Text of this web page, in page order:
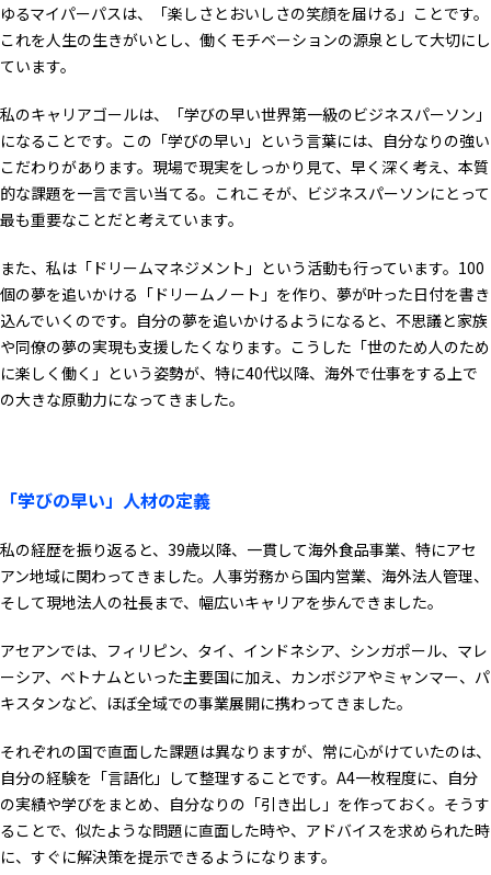
ゆるマイパーパスは、「楽しさとおいしさの笑顔を届ける」ことです。
これを人生の生きがいとし、働くモチベーションの源泉として大切にし
ています。
私のキャリアゴールは、「学びの早い世界第一級のビジネスパーソン」
になることです。この「学びの早い」という言葉には、自分なりの強い
こだわりがあります。現場で現実をしっかり見て、早く深く考え、本質
的な課題を一言で言い当てる。これこそが、ビジネスパーソンにとって
最も重要なことだと考えています。
また、私は「ドリームマネジメント」という活動も行っています。100
個の夢を追いかける「ドリームノート」を作り、夢が叶った日付を書き
込んでいくのです。自分の夢を追いかけるようになると、不思議と家族
や同僚の夢の実現も支援したくなります。こうした「世のため人のため
に楽しく働く」という姿勢が、特に40代以降、海外で仕事をする上で
の大きな原動力になってきました。
「学びの早い」人材の定義
私の経歴を振り返ると、39歳以降、一貫して海外食品事業、特にアセ
アン地域に関わってきました。人事労務から国内営業、海外法人管理、
そして現地法人の社長まで、幅広いキャリアを歩んできました。
アセアンでは、フィリピン、タイ、インドネシア、シンガポール、マレ
ーシア、ベトナムといった主要国に加え、カンボジアやミャンマー、パ
キスタンなど、ほぼ全域での事業展開に携わってきました。
それぞれの国で直面した課題は異なりますが、常に心がけていたのは、
自分の経験を「言語化」して整理することです。A4一枚程度に、自分
の実績や学びをまとめ、自分なりの「引き出し」を作っておく。そうす
ることで、似たような問題に直面した時や、アドバイスを求められた時
に、すぐに解決策を提示できるようになります。